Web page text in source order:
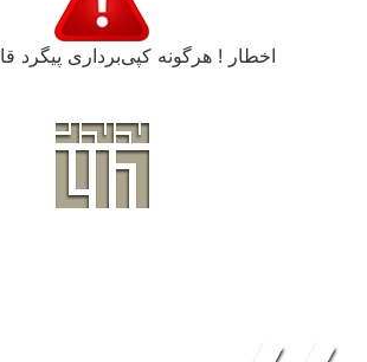
اخطار ! هرگونه کپی‌برداری پیگرد